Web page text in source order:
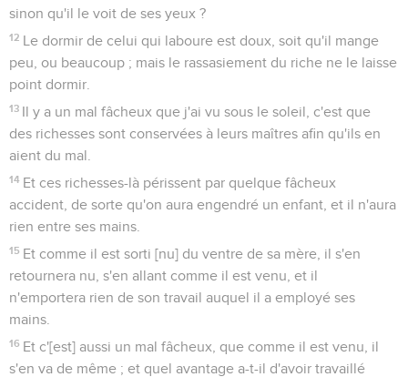
sinon qu'il le voit de ses yeux ?
12 Le dormir de celui qui laboure est doux, soit qu'il mange
peu, ou beaucoup ; mais le rassasiement du riche ne le laisse
point dormir.
13 Il y a un mal fâcheux que j'ai vu sous le soleil, c'est que
des richesses sont conservées à leurs maîtres afin qu'ils en
aient du mal.
14 Et ces richesses-là périssent par quelque fâcheux
accident, de sorte qu'on aura engendré un enfant, et il n'aura
rien entre ses mains.
15 Et comme il est sorti [nu] du ventre de sa mère, il s'en
retournera nu, s'en allant comme il est venu, et il
n'emportera rien de son travail auquel il a employé ses
mains.
16 Et c'[est] aussi un mal fâcheux, que comme il est venu, il
s'en va de même ; et quel avantage a-t-il d'avoir travaillé